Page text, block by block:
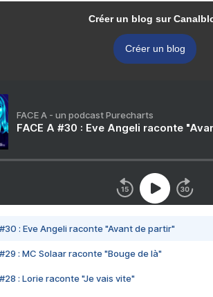
Créer un blog sur
Créer un blog
FACE A - un podcast Purecharts
FACE A #30 : Eve Angeli raconte
#30 : Eve Angeli raconte "Avant de partir"
#29 : MC Solaar raconte "Bouge de là"
#28 : Lorie raconte "Je vais vite"